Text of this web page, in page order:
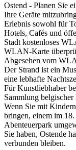
Ostend - Planen Sie
Ihre Geräte
Erlebnis sowohl für
Hotels, Cafés und
Stadt kostenloses
WLAN-Karte
Abgesehen vom
Der Strand ist ein
eine lebhafte
Für Kunstliebhaber
Sammlung
Wenn Sie mit
bringen, einem im
Abenteuerpark
Sie haben, Ostende
verbunden bleiben.